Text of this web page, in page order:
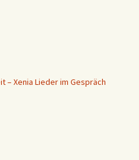
– Xenia Lieder im Gespräch